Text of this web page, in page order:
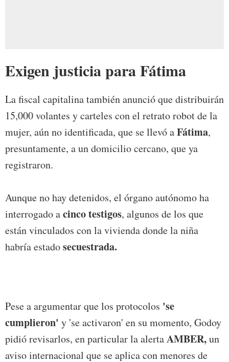
Exigen justicia para Fátima
La fiscal capitalina también anunció que distribuirán
15,000 volantes y carteles con el retrato robot de la
mujer, aún no identificada, que se llevó aFátima,
presuntamente, a un domicilio cercano, que ya
registraron.
Aunque no hay detenidos, el órgano autónomo ha
interrogado acinco testigos, algunos de los que
están vinculados con la vivienda donde la niña
habría estadosecuestrada.
Pese a argumentar que los protocolos 'se
cumplieron' y 'se activaron' en su momento, Godoy
pidió revisarlos, en particular la alertaAMBER,un
aviso internacional que se aplica con menores de